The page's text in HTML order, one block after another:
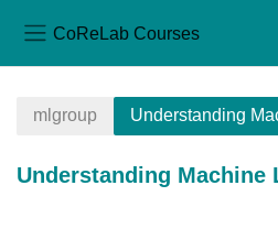
CoReLab Courses
mlgroup Understanding
Understanding Machine